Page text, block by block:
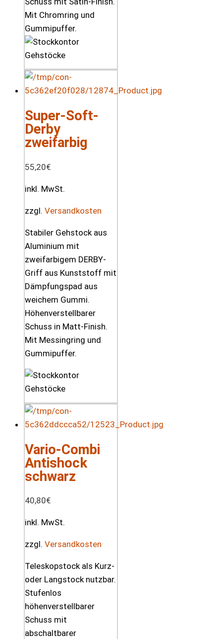
Mit Chromring und
Gummipuffer.
Super-Soft-
Derby
zweifarbig
55,20€
inkl. MwSt.
zzgl. Versandkosten
Stabiler Gehstock aus
Aluminium mit
zweifarbigem DERBY-
Griff aus Kunststoff mit
Dämpfungspad aus
weichem Gummi.
Höhenverstellbarer
Schuss in Matt-Finish.
Mit Messingring und
Gummipuffer.
Vario-Combi
Antishock
schwarz
40,80€
inkl. MwSt.
zzgl. Versandkosten
Teleskopstock als Kurz-
oder Langstock nutzbar.
Stufenlos
höhenverstellbarer
Schuss mit
abschaltbarer